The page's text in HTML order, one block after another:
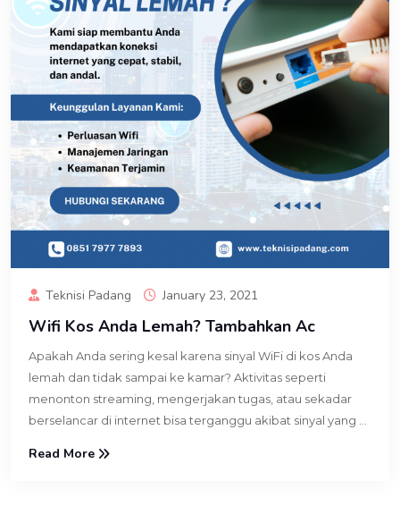
Teknisi Padang January 23, 2021
Wifi Kos Anda Lemah? Tambahkan Ac
Apakah Anda sering kesal karena sinyal WiFi di kos Anda
lemah dan tidak sampai ke kamar? Aktivitas seperti
menonton streaming, mengerjakan tugas, atau sekadar
berselancar di internet bisa terganggu akibat sinyal yang ...
Read More